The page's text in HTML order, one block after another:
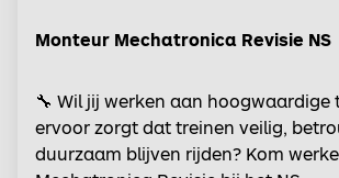
Monteur Mechatronica Revisie NS
🔧 Wil jij werken aan hoogwaardige
ervoor zorgt dat treinen veilig,
duurzaam blijven rijden? Kom